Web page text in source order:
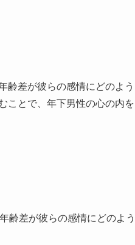
齢差が彼らの感情にどのよう
ことで、年下男性の心の内を
齢差が彼らの感情にどのよう